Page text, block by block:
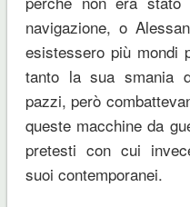
navigazione, o
esistessero più mondi
tanto la sua smania
pazzi, però
queste macchine da
pretesti con cui
suoi contemporanei.